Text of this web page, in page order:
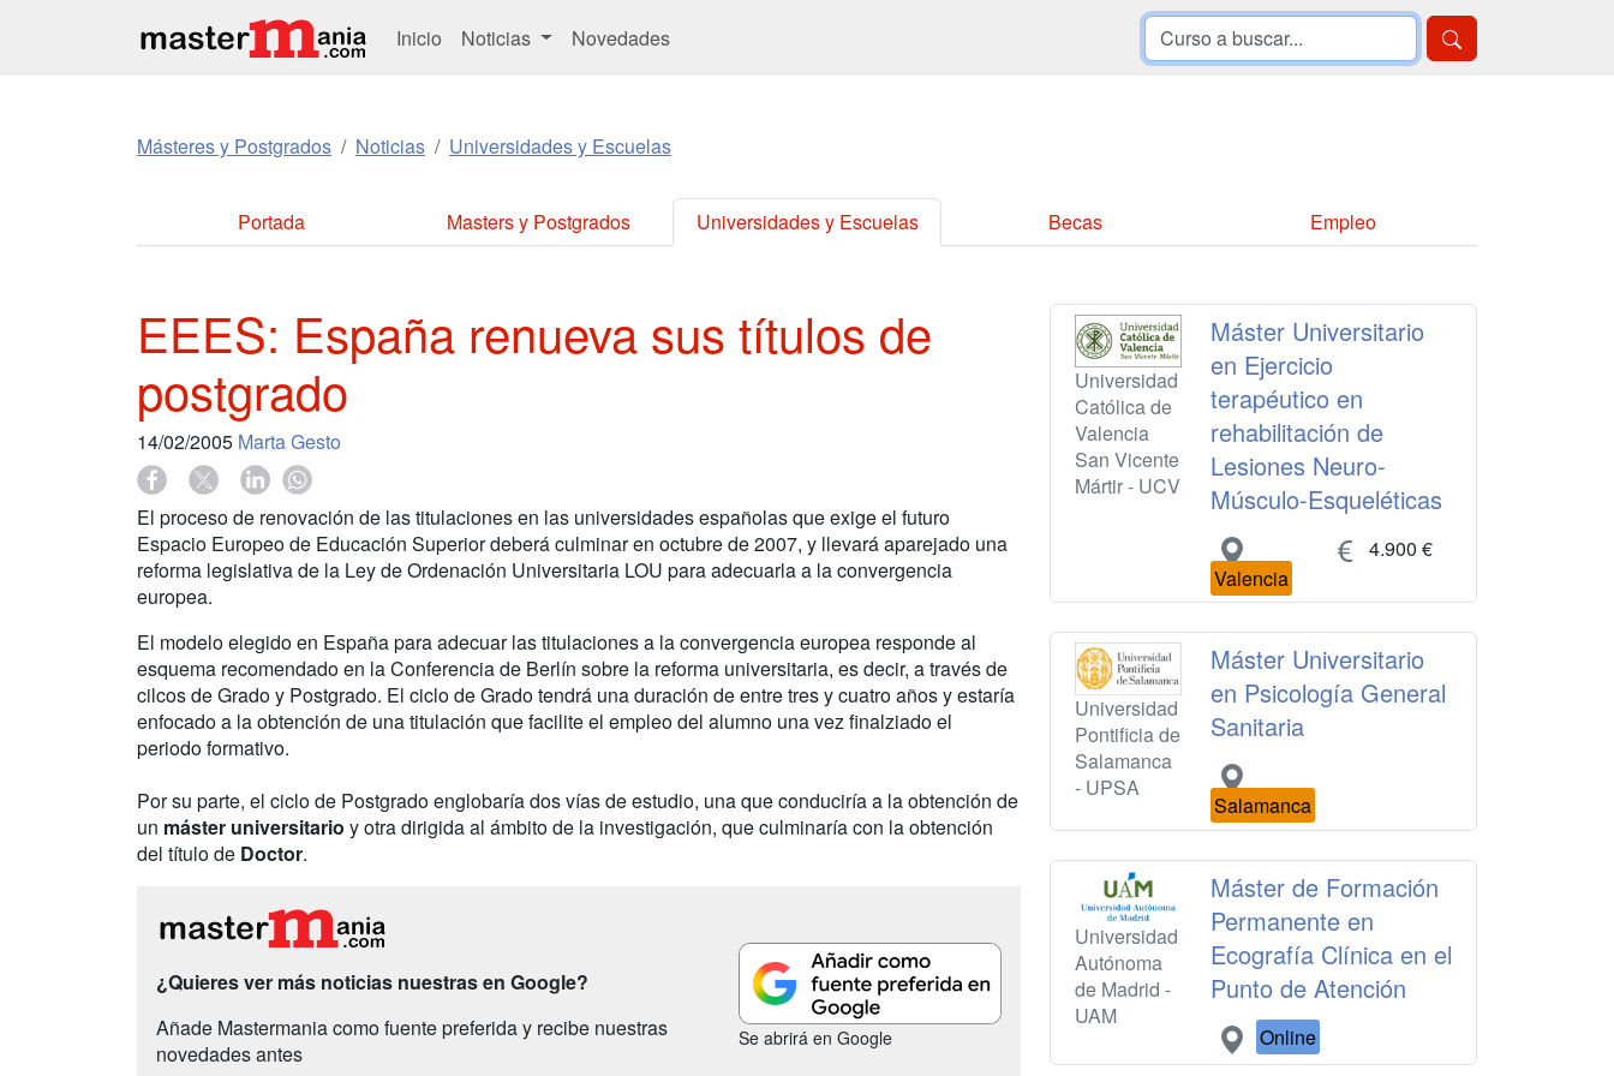
Inicio Noticias Novedades
Másteres y Postgrados Noticias Universidades y Escuelas
Portada Masters y Postgrados Universidades y Escuelas Becas Empleo
EEES: España renueva sus títulos de
postgrado
14/02/2005 Marta Gesto
El proceso de renovación de las titulaciones en las universidades españolas que exige el futuro
Espacio Europeo de Educación Superior deberá culminar en octubre de 2007, y llevará aparejado una
reforma legislativa de la Ley de Ordenación Universitaria LOU para adecuarla a la convergencia
europea.
El modelo elegido en España para adecuar las titulaciones a la convergencia europea responde al
esquema recomendado en la Conferencia de Berlín sobre la reforma universitaria, es decir, a través de
cilcos de Grado y Postgrado. El ciclo de Grado tendrá una duración de entre tres y cuatro años y estaría
enfocado a la obtención de una titulación que facilite el empleo del alumno una vez finalziado el
periodo formativo.
Por su parte, el ciclo de Postgrado englobaría dos vías de estudio, una que conduciría a la obtención de
un máster universitario y otra dirigida al ámbito de la investigación, que culminaría con la obtención
del título de Doctor.
¿Quieres ver más noticias nuestras en Google?
Añade Mastermania como fuente preferida y recibe nuestras
novedades antes
Se abrirá en Google
Universidad
Católica de
Valencia
San Vicente
Mártir - UCV
Máster Universitario
en Ejercicio
terapéutico en
rehabilitación de
Lesiones Neuro-
Músculo-Esqueléticas
Valencia
4.900 €
Universidad
Pontificia de
Salamanca
- UPSA
Máster Universitario
en Psicología General
Sanitaria
Salamanca
Universidad
Autónoma
de Madrid -
UAM
Máster de Formación
Permanente en
Ecografía Clínica en el
Punto de Atención
Online